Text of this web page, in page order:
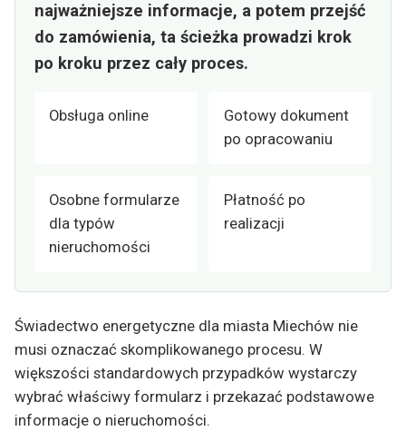
najważniejsze informacje, a potem przejść
do zamówienia, ta ścieżka prowadzi krok
po kroku przez cały proces.
Obsługa online
Gotowy dokument
po opracowaniu
Osobne formularze
dla typów
nieruchomości
Płatność po
realizacji
Świadectwo energetyczne dla miasta Miechów nie
musi oznaczać skomplikowanego procesu. W
większości standardowych przypadków wystarczy
wybrać właściwy formularz i przekazać podstawowe
informacje o nieruchomości.